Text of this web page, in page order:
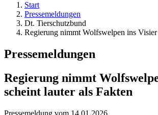
Start
Pressemeldungen
Dt. Tierschutzbund
Regierung nimmt Wolfswelpen ins
Pressemeldungen
Regierung nimmt
scheint lauter als Fakten
Pressemeldung vom 14.01.2026